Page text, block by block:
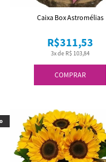
COMPRAR
3x de R$ 103,84
R$311,53
Caixa Box Astromélias